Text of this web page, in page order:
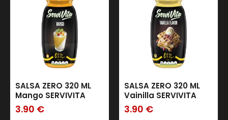
SALSA ZERO 320 ML
Mango SERVIVITA
3.90 €
SALSA ZERO 320 ML
Vainilla SERVIVITA
3.90 €